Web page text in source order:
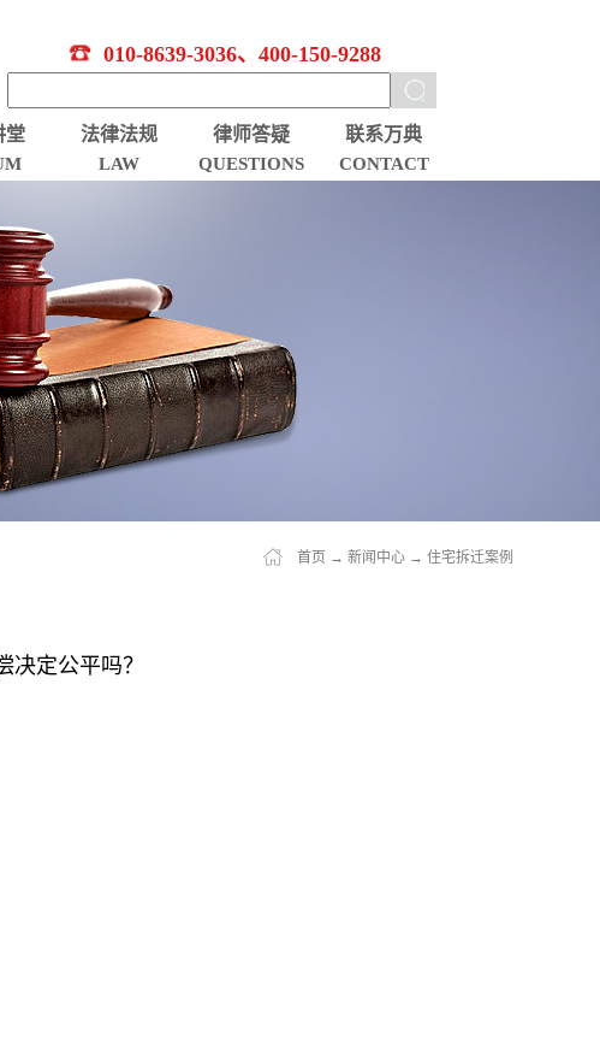
010-8639-3036、400-150-9288
堂 法律法规
LAW
律师答疑
QUESTIONS
联系万典
CONTACT
首页 → 新闻中心 → 住宅拆迁案例
定公平吗？